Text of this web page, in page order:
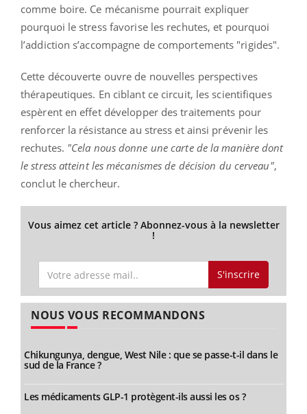
comme boire. Ce mécanisme pourrait expliquer
pourquoi le stress favorise les rechutes, et pourquoi
l’addiction s’accompagne de comportements "rigides".
Cette découverte ouvre de nouvelles perspectives
thérapeutiques. En ciblant ce circuit, les scientifiques
espèrent en effet développer des traitements pour
renforcer la résistance au stress et ainsi prévenir les
rechutes. "Cela nous donne une carte de la manière dont
le stress atteint les mécanismes de décision du cerveau",
conclut le chercheur.
Vous aimez cet article ? Abonnez-vous à la newsletter
!
S'inscrire
NOUS VOUS RECOMMANDONS
Chikungunya, dengue, West Nile : que se passe-t-il dans le
sud de la France ?
Les médicaments GLP-1 protègent-ils aussi les os ?